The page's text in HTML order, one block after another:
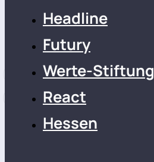
Headline
Futury
Werte-Stiftung
React
Hessen